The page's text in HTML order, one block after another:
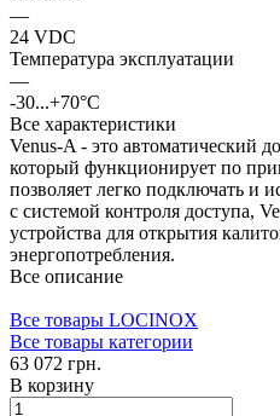
—
24 VDC
Температура эксплуатации
—
-30...+70°C
Все характеристики
Venus-A - это автоматический
который функционирует по
позволяет легко подключать и
с системой контроля доступа,
устройства для открытия
энергопотребления.
Все описание
Все товары LOCINOX
Все товары категории
63 072 грн.
В корзину